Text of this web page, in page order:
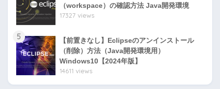
（workspace）の確認方法 Java開発環境
17327 views
5
【前置きなし】Eclipseのアンインストール
（削除）方法（Java開発環境用）
Windows10【2024年版】
14611 views